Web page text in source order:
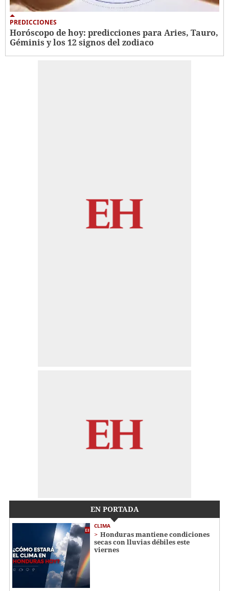
PREDICCIONES
Horóscopo de hoy: predicciones para Aries, Tauro,
Géminis y los 12 signos del zodiaco
EN PORTADA
CLIMA
Honduras mantiene condiciones
secas con lluvias débiles este
viernes